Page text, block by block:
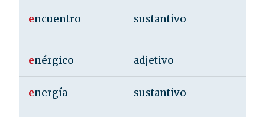
encuentro sustantivo
enérgico adjetivo
energía sustantivo